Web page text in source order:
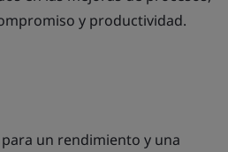
y productividad.
un rendimiento y una